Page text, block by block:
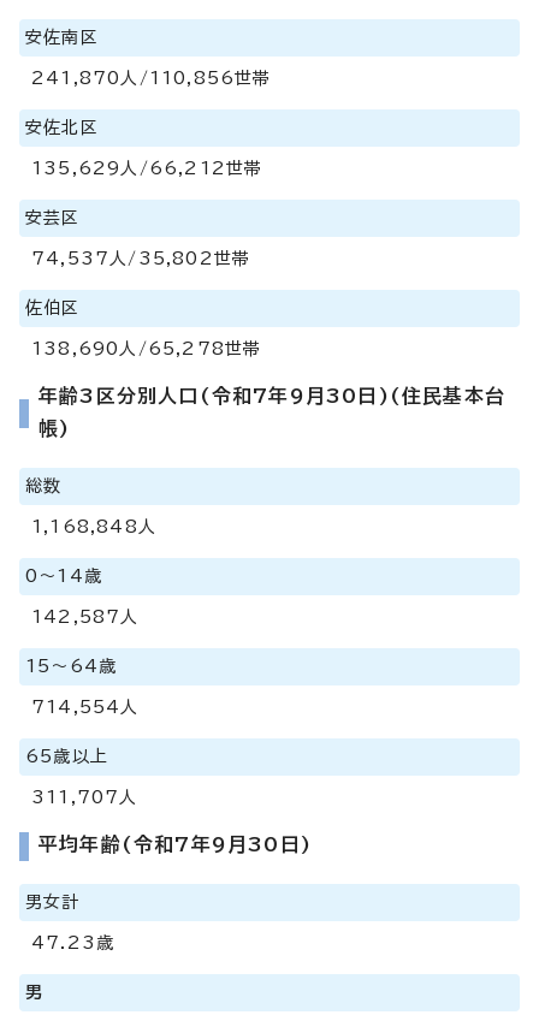
安佐南区
241,870人/110,856世帯
安佐北区
135,629人/66,212世帯
安芸区
74,537人/35,802世帯
佐伯区
138,690人/65,278世帯
年齢3区分別人口(令和7年9月30日)(住民基本台
帳)
総数
1,168,848人
0～14歳
142,587人
15～64歳
714,554人
65歳以上
311,707人
平均年齢(令和7年9月30日)
男女計
47.23歳
男